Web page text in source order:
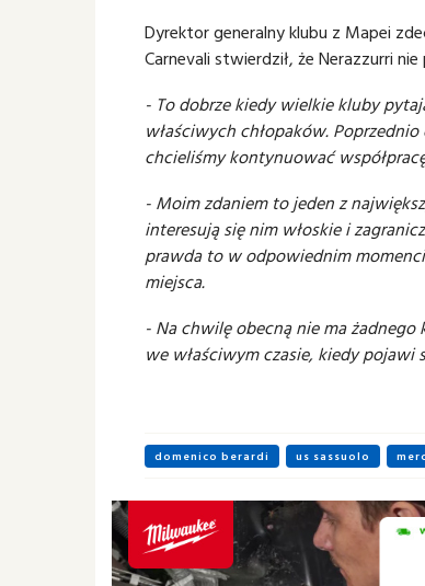
Dyrektor generalny klubu z Mapei
Carnevali stwierdził, że Nerazzurri
- To dobrze kiedy wielkie kluby
właściwych chłopaków.
chcieliśmy kontynuować
- Moim zdaniem to jeden z
interesują się nim włoskie i
prawda to w odpowiednim
miejsca.
- Na chwilę obecną nie ma
we właściwym czasie, kiedy pojawi
domenico berardi us sassuolo